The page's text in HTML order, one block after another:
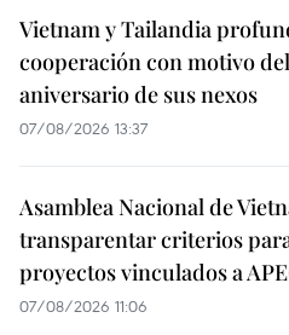
Vietnam y Tailandia
cooperación con motivo
aniversario de sus nexos
07/08/2026 13:37
Asamblea Nacional de
transparentar criterios
proyectos vinculados a
07/08/2026 11:06